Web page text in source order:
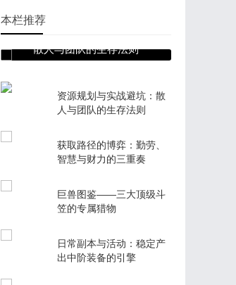
本栏推荐
资源规划与实战避坑：
散人与团队的生存法则
资源规划与实战避坑：散
人与团队的生存法则
获取路径的博弈：勤劳、
智慧与财力的三重奏
巨兽图鉴——三大顶级斗
笠的专属猎物
日常副本与活动：稳定产
出中阶装备的引擎